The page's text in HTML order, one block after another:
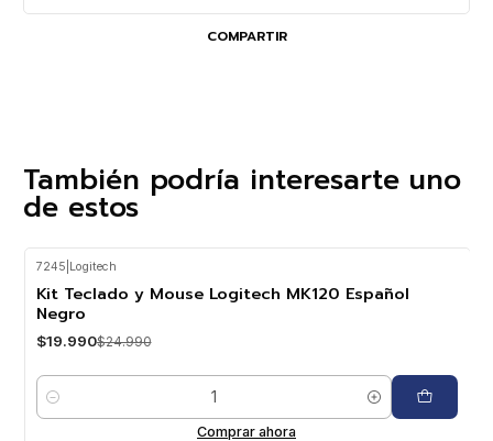
COMPARTIR
También podría interesarte uno
de estos
7245 Logitech
Kit Teclado y Mouse Logitech MK120 Español
Negro
$19.990$24.990
Cantidad
Comprar ahora